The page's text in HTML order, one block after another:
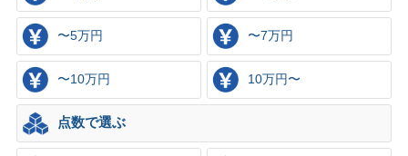
〜5万円 〜7万円
〜10万円 10万円〜
点数で選ぶ